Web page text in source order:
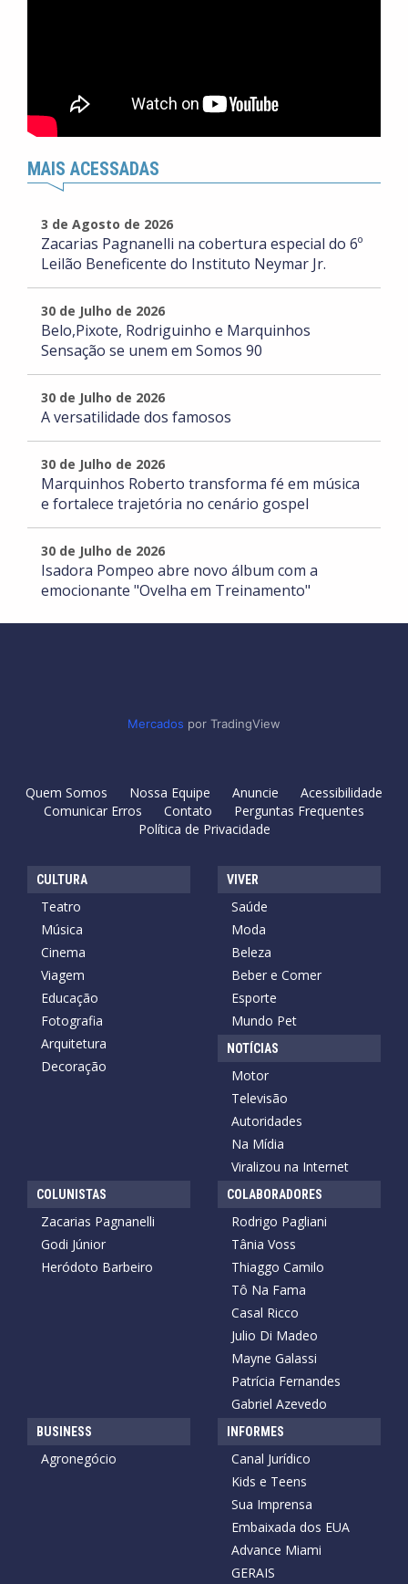
MAIS ACESSADAS
3 de Agosto de 2026
Zacarias Pagnanelli na cobertura especial do 6º
Leilão Beneficente do Instituto Neymar Jr.
30 de Julho de 2026
Belo,Pixote, Rodriguinho e Marquinhos
Sensação se unem em Somos 90
30 de Julho de 2026
A versatilidade dos famosos
30 de Julho de 2026
Marquinhos Roberto transforma fé em música
e fortalece trajetória no cenário gospel
30 de Julho de 2026
Isadora Pompeo abre novo álbum com a
emocionante "Ovelha em Treinamento"
Mercados por TradingView
Quem Somos Nossa Equipe Anuncie
Acessibilidade
Comunicar Erros
Contato
Perguntas Frequentes
Política de Privacidade
CULTURA
Teatro
Música
Cinema
Viagem
Educação
Fotografia
Arquitetura
Decoração
VIVER
Saúde
Moda
Beleza
Beber e Comer
Esporte
Mundo Pet
NOTÍCIAS
Motor
Televisão
Autoridades
Na Mídia
Viralizou na Internet
COLUNISTAS
Zacarias Pagnanelli
Godi Júnior
Heródoto Barbeiro
COLABORADORES
Rodrigo Pagliani
Tânia Voss
Thiaggo Camilo
Tô Na Fama
Casal Ricco
Julio Di Madeo
Mayne Galassi
Patrícia Fernandes
Gabriel Azevedo
BUSINESS
Agronegócio
INFORMES
Canal Jurídico
Kids e Teens
Sua Imprensa
Embaixada dos EUA
Advance Miami
GERAIS